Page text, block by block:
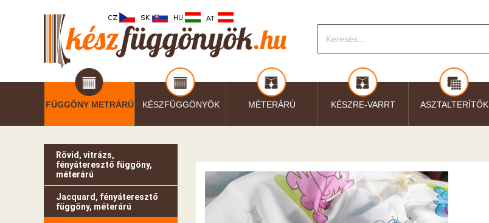
FÜGGÖNY METRÁRÚ KÉSZFÜGGÖNYÖK MÉTERÁRÚ KÉSZRE-VARRT ASZTALTERÍTŐK
Rövid, vitrázs,
fényáteresztő függöny,
méterárú
Jacquard, fényáteresztő
függöny, méterárú